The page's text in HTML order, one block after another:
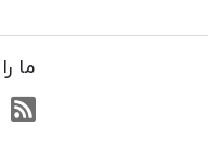
ما
RSS